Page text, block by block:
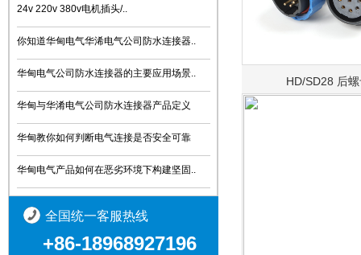
24v 220v 380v电机插头/..
你知道华甸电气华浠电气公司防水连接器..
华甸电气公司防水连接器的主要应用场景..
华甸与华淆电气公司防水连接器产品定义
华甸教你如何判断电气连接是否安全可靠
华甸电气产品如何在恶劣环境下构建坚固..
全国统一客服热线
+86-18968927196
HD/SD28 后